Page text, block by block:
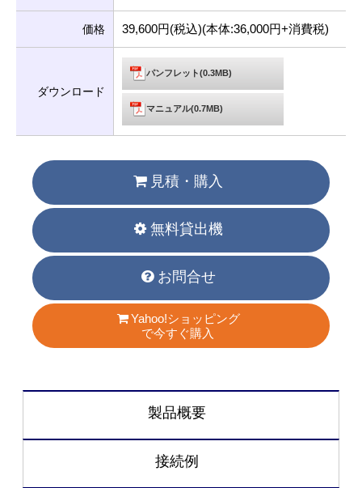
価格 39,600円(税込)(本体:36,000円+消費税)
ダウンロード
パンフレット(0.3MB)
マニュアル(0.7MB)
見積・購入
無料貸出機
お問合せ
Yahoo!ショッピング
で今すぐ購入
製品概要
接続例